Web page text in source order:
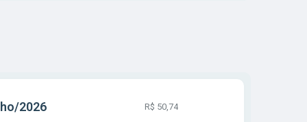
2026 R$ 50,74